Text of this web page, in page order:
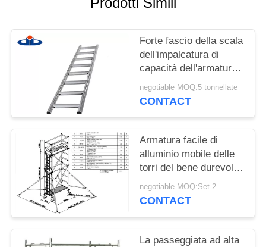
POLICY
Forte fascio della scala
dell'impalcatura di
capacità dell'armatura
del sistema leggero
della struttura
negotiable MOQ:5 tonnellate
CONTACT
Armatura facile di
alluminio mobile delle
torri del bene durevole
7.5m del ponteggio a
torre
negotiable MOQ:Set 2
CONTACT
La passeggiata ad alta